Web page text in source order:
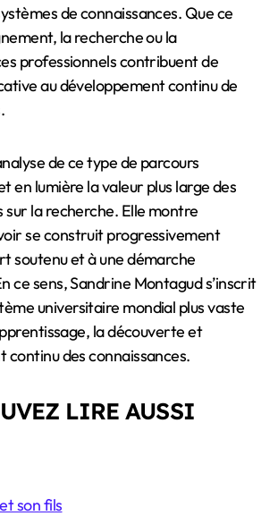
de connaissances. Que ce
la recherche ou la
professionnels contribuent de
au développement continu de
de ce type de parcours
en lumière la valeur plus large des
la recherche. Elle montre
se construit progressivement
soutenu et à une démarche
ce sens, Sandrine Montagud s’inscrit
universitaire mondial plus vaste
la découverte et
continu des connaissances.
LIRE AUSSI
son fils